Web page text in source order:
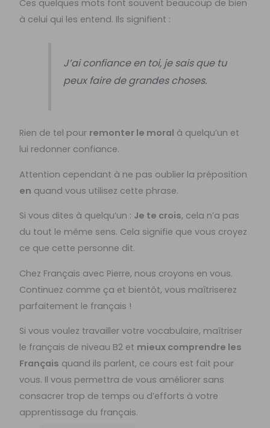
Ces quelques mots font souvent beaucoup de bien
à celui qui les entend. Ils signifient :
J’ai confiance en toi, je sais que tu
peux faire de grandes choses.
Rien de tel pour remonter le moral à quelqu’un et
lui redonner confiance.
Attention cependant à ne pas oublier la préposition
en quand vous utilisez cette phrase.
Si vous dites à quelqu’un : Je te crois, cela n’a pas
du tout le même sens. Cela signifie que vous croyez
ce que cette personne dit.
Chez Français avec Pierre, nous croyons en vous.
Continuez comme ça et bientôt, vous maîtriserez
parfaitement le français !
Si vous voulez travailler votre vocabulaire, maîtriser
le français de niveau B2 et mieux comprendre les
Français quand ils parlent, ce cours est fait pour
vous. Il vous permettra de vous améliorer sans
consacrer trop de temps ou d’efforts à votre
apprentissage du français.